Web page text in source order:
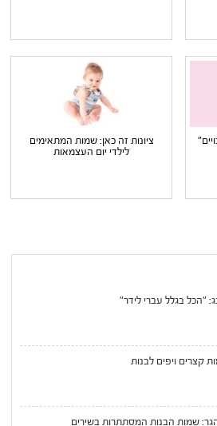
ציונות זה כאן: שמות המתאימים
לילדי יום העצמאות
"הכל בגלל עברי לידר"
קצרים ויפים לבנות
שמות הבנות המסתתרות בשירים